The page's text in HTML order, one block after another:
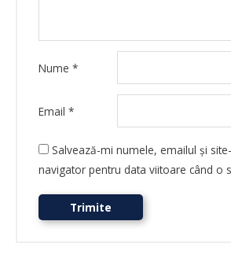
Nume*
Email*
Salvează-mi numele, emailul și
navigator pentru data viitoare când o